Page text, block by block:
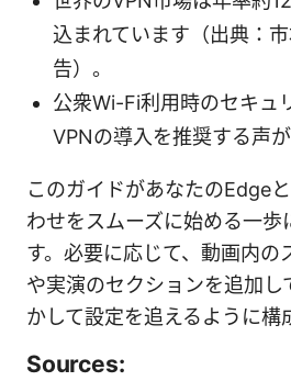
込まれています（出典：
告）。
公衆Wi-Fi利用時のセキュ
VPNの導入を推奨する声が
このガイドがあなたのEdge
わせをスムーズに始める一歩
す。必要に応じて、動画内の
や実演のセクションを追加し
かして設定を追えるように構
Sources: